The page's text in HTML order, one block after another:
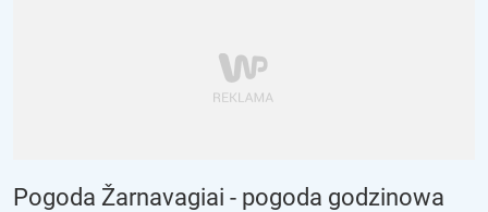
Pogoda Žarnavagiai - pogoda godzinowa